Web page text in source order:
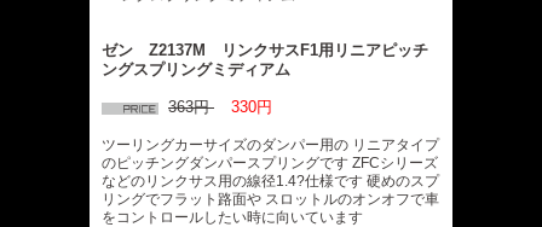
ゼン Z2137M リンクサスF1用リニアピッチ
ングスプリングミディアム
363円 330円
ツーリングカーサイズのダンパー用の リニアタイプ
のピッチングダンパースプリングです ZFCシリーズ
などのリンクサス用の線径1.4?仕様です 硬めのスプ
リングでフラット路面や スロットルのオンオフで車
をコントロールしたい時に向いています